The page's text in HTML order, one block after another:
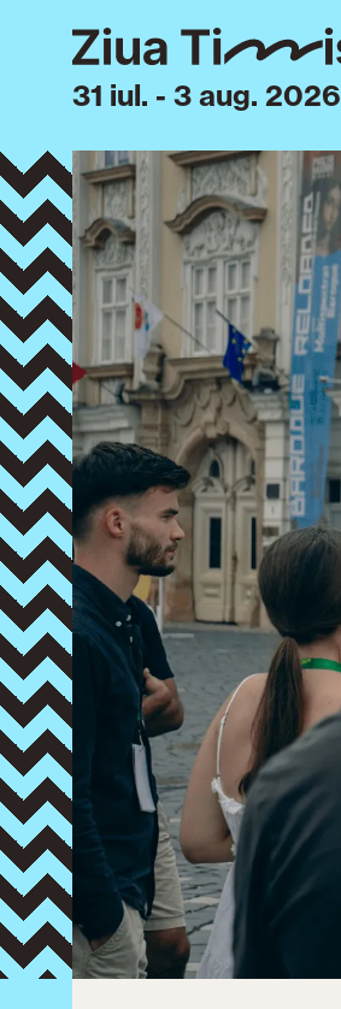
31 iul. - 3 aug. 2026